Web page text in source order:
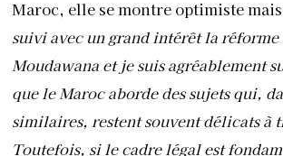
Maroc, elle se montre optimiste
suivi avec un grand intérêt la réforme
Moudawana et je suis agréablement
que le Maroc aborde des sujets qui,
similaires, restent souvent délicats à
Toutefois, si le cadre légal est